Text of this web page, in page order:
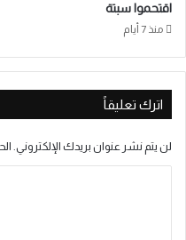
اقتحموا سبتة
منذ 7 أيام
اترك تعليقاً
لن يتم نشر عنوان بريدك الإلكتروني.